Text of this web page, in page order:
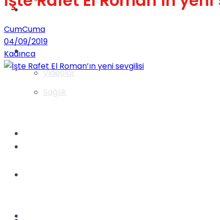
Videolar
Gündem
Yaşam
Sağlık
CumCuma
04/09/2019
Kadınca